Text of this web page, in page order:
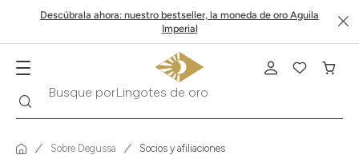
Descúbrala ahora: nuestro bestseller, la moneda de oro Aguila
Imperial
Busque porLingotes de oro
Sobre Degussa Socios y afiliaciones